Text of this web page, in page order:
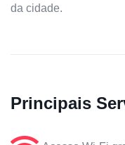
da cidade.
Principais